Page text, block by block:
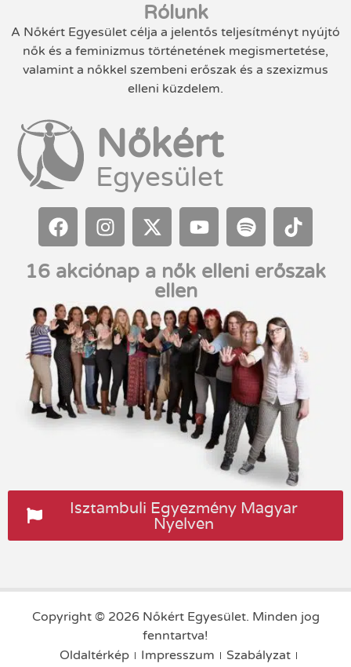
Rólunk
A Nőkért Egyesület célja a jelentős teljesítményt nyújtó
nők és a feminizmus történetének megismertetése,
valamint a nőkkel szembeni erőszak és a szexizmus
elleni küzdelem.
Nőkért
Egyesület
16 akciónap a nők elleni erőszak
ellen
Isztambuli Egyezmény Magyar
Nyelven
Copyright © 2026 Nőkért Egyesület. Minden jog
fenntartva!
Oldaltérkép
Impresszum Szabályzat